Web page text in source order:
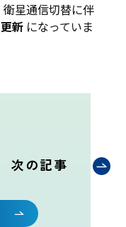
衛星通信切替に伴
新 になっていま
次の記事